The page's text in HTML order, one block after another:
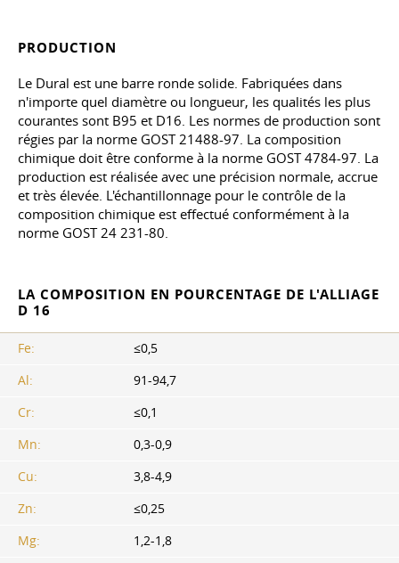
PRODUCTION
Le Dural est une barre ronde solide. Fabriquées dans
n'importe quel diamètre ou longueur, les qualités les plus
courantes sont B95 et D16. Les normes de production sont
régies par la norme GOST 21488-97. La composition
chimique doit être conforme à la norme GOST4784-97. La
production est réalisée avec une précision normale, accrue
et très élevée. L'échantillonnage pour le contrôle de la
composition chimique est effectué conformément à la
norme GOST24 231-80.
LA COMPOSITION EN POURCENTAGE DE L'ALLIAGE
D 16
Fe:
≤0,5
Al:
91-94,7
Cr:
≤0,1
Mn:
0,3-0,9
Cu:
3,8-4,9
Zn:
≤0,25
Mg:
1,2-1,8